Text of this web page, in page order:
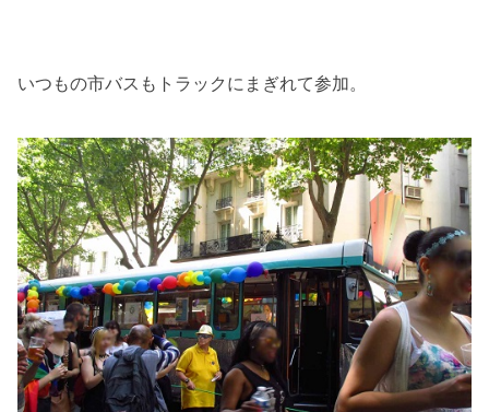
いつもの市バスもトラックにまぎれて参加。